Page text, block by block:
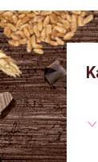
P
o
s